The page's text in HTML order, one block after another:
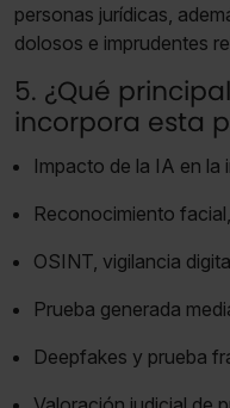
personas jurídicas,
dolosos e imprudentes
5. ¿Qué
incorpora esta
Impacto de la IA en la
Reconocimiento
OSINT, vigilancia
Prueba generada
Deepfakes y prueba